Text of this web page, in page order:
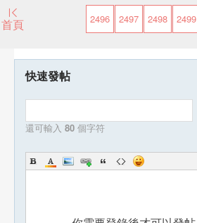
首頁 2496 2497 2498 2499
快速發帖
還可輸入 80 個字符